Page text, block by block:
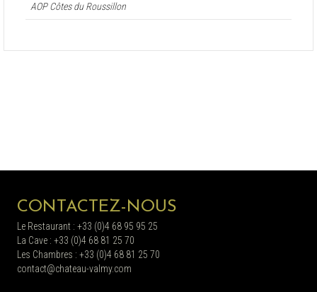
AOP Côtes du Roussillon
CONTACTEZ-NOUS
Le Restaurant : +33 (0)4 68 95 95 25
La Cave : +33 (0)4 68 81 25 70
Les Chambres : +33 (0)4 68 81 25 70
contact@chateau-valmy.com